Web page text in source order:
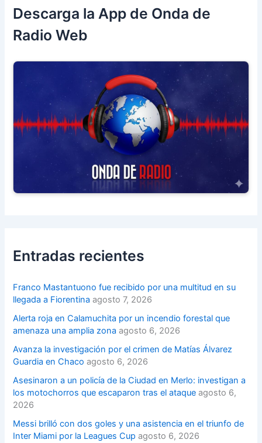
Descarga la App de Onda de
Radio Web
Entradas recientes
Franco Mastantuono fue recibido por una multitud en su
llegada a Fiorentina agosto 7, 2026
Alerta roja en Calamuchita por un incendio forestal que
amenaza una amplia zona agosto 6, 2026
Avanza la investigación por el crimen de Matías Álvarez
Guardia en Chaco agosto 6, 2026
Asesinaron a un policía de la Ciudad en Merlo: investigan a
los motochorros que escaparon tras el ataque agosto 6,
2026
Messi brilló con dos goles y una asistencia en el triunfo de
Inter Miami por la Leagues Cup agosto 6, 2026